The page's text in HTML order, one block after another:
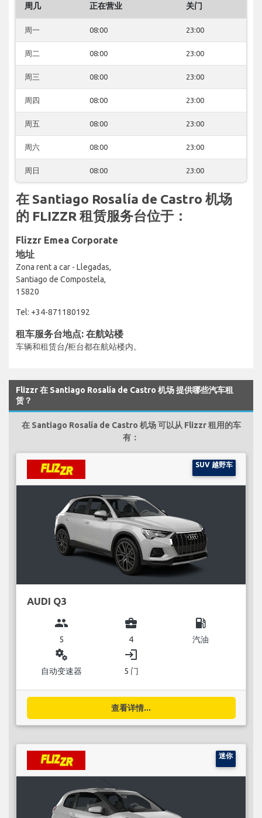
周几 正在营业 关门
周一 08:00 23:00
周二 08:00 23:00
周三 08:00 23:00
周四 08:00 23:00
周五 08:00 23:00
周六 08:00 23:00
周日 08:00 23:00
在 Santiago Rosalía de Castro 机场
的 FLIZZR 租赁服务台位于：
Flizzr Emea Corporate
地址
Zona rent a car - Llegadas,
Santiago de Compostela,
15820
Tel: +34-871180192
租车服务台地点: 在航站楼
车辆和租赁台/柜台都在航站楼内。
Flizzr 在 Santiago Rosalía de Castro 机场 提供哪些汽车租
赁？
在 Santiago Rosalía de Castro 机场 可以从 Flizzr 租用的车
有：
SUV 越野车
AUDI Q3
group
5
business_center
4
local_gas_station
汽油
miscellaneous_services
自动变速器
login
5 门
查看详情...
迷你